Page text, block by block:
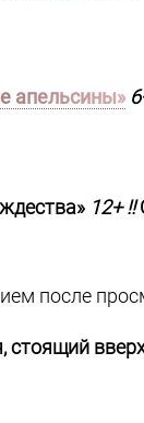
апельсины»
12+ !!
после
стоящий